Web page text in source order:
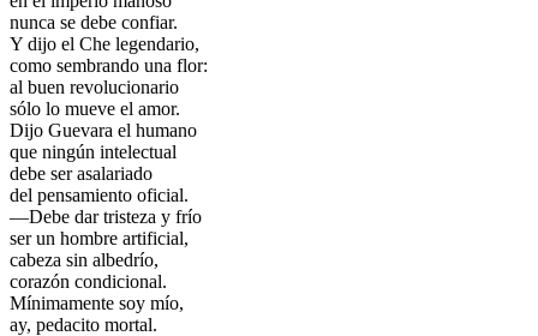
nunca se debe confiar.
Y dijo el Che legendario,
como sembrando una flor:
al buen revolucionario
sólo lo mueve el amor.
Dijo Guevara el humano
que ningún intelectual
debe ser asalariado
del pensamiento oficial.
―Debe dar tristeza y frío
ser un hombre artificial,
cabeza sin albedrío,
corazón condicional.
Mínimamente soy mío,
ay, pedacito mortal.